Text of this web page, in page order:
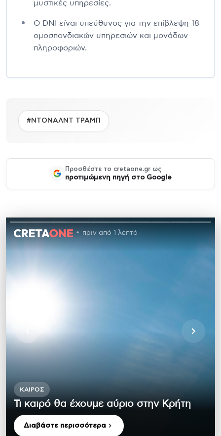
μυστικές υπηρεσίες.
Ο DNI είναι υπεύθυνος για την επίβλεψη 18
ομοσπονδιακών υπηρεσιών και μονάδων
πληροφοριών.
#ΝΤΟΝΑΛΝΤ ΤΡΑΜΠ
Προσθέστε το cretaone.gr ως
προτιμώμενη πηγή στο Google
πριν από 1 λεπτό
ΚΑΙΡΌΣ
Τι καιρό θα έχουμε αύριο στην Κρήτη
Διαβάστε περισσότερα